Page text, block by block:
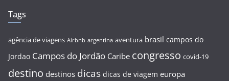
Tags
agência de viagens Airbnb argentina aventura brasil campos do
Jordao Campos do Jordão Caribe congresso covid-19
destino destinos dicas dicas de viagem europa